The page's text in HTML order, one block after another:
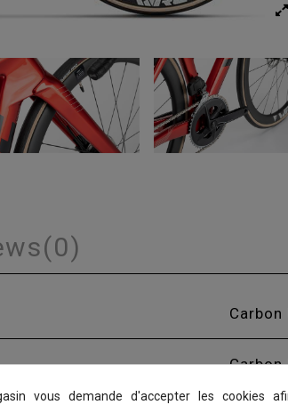
(0)
Carbon
vous demande d'accepter les cookies